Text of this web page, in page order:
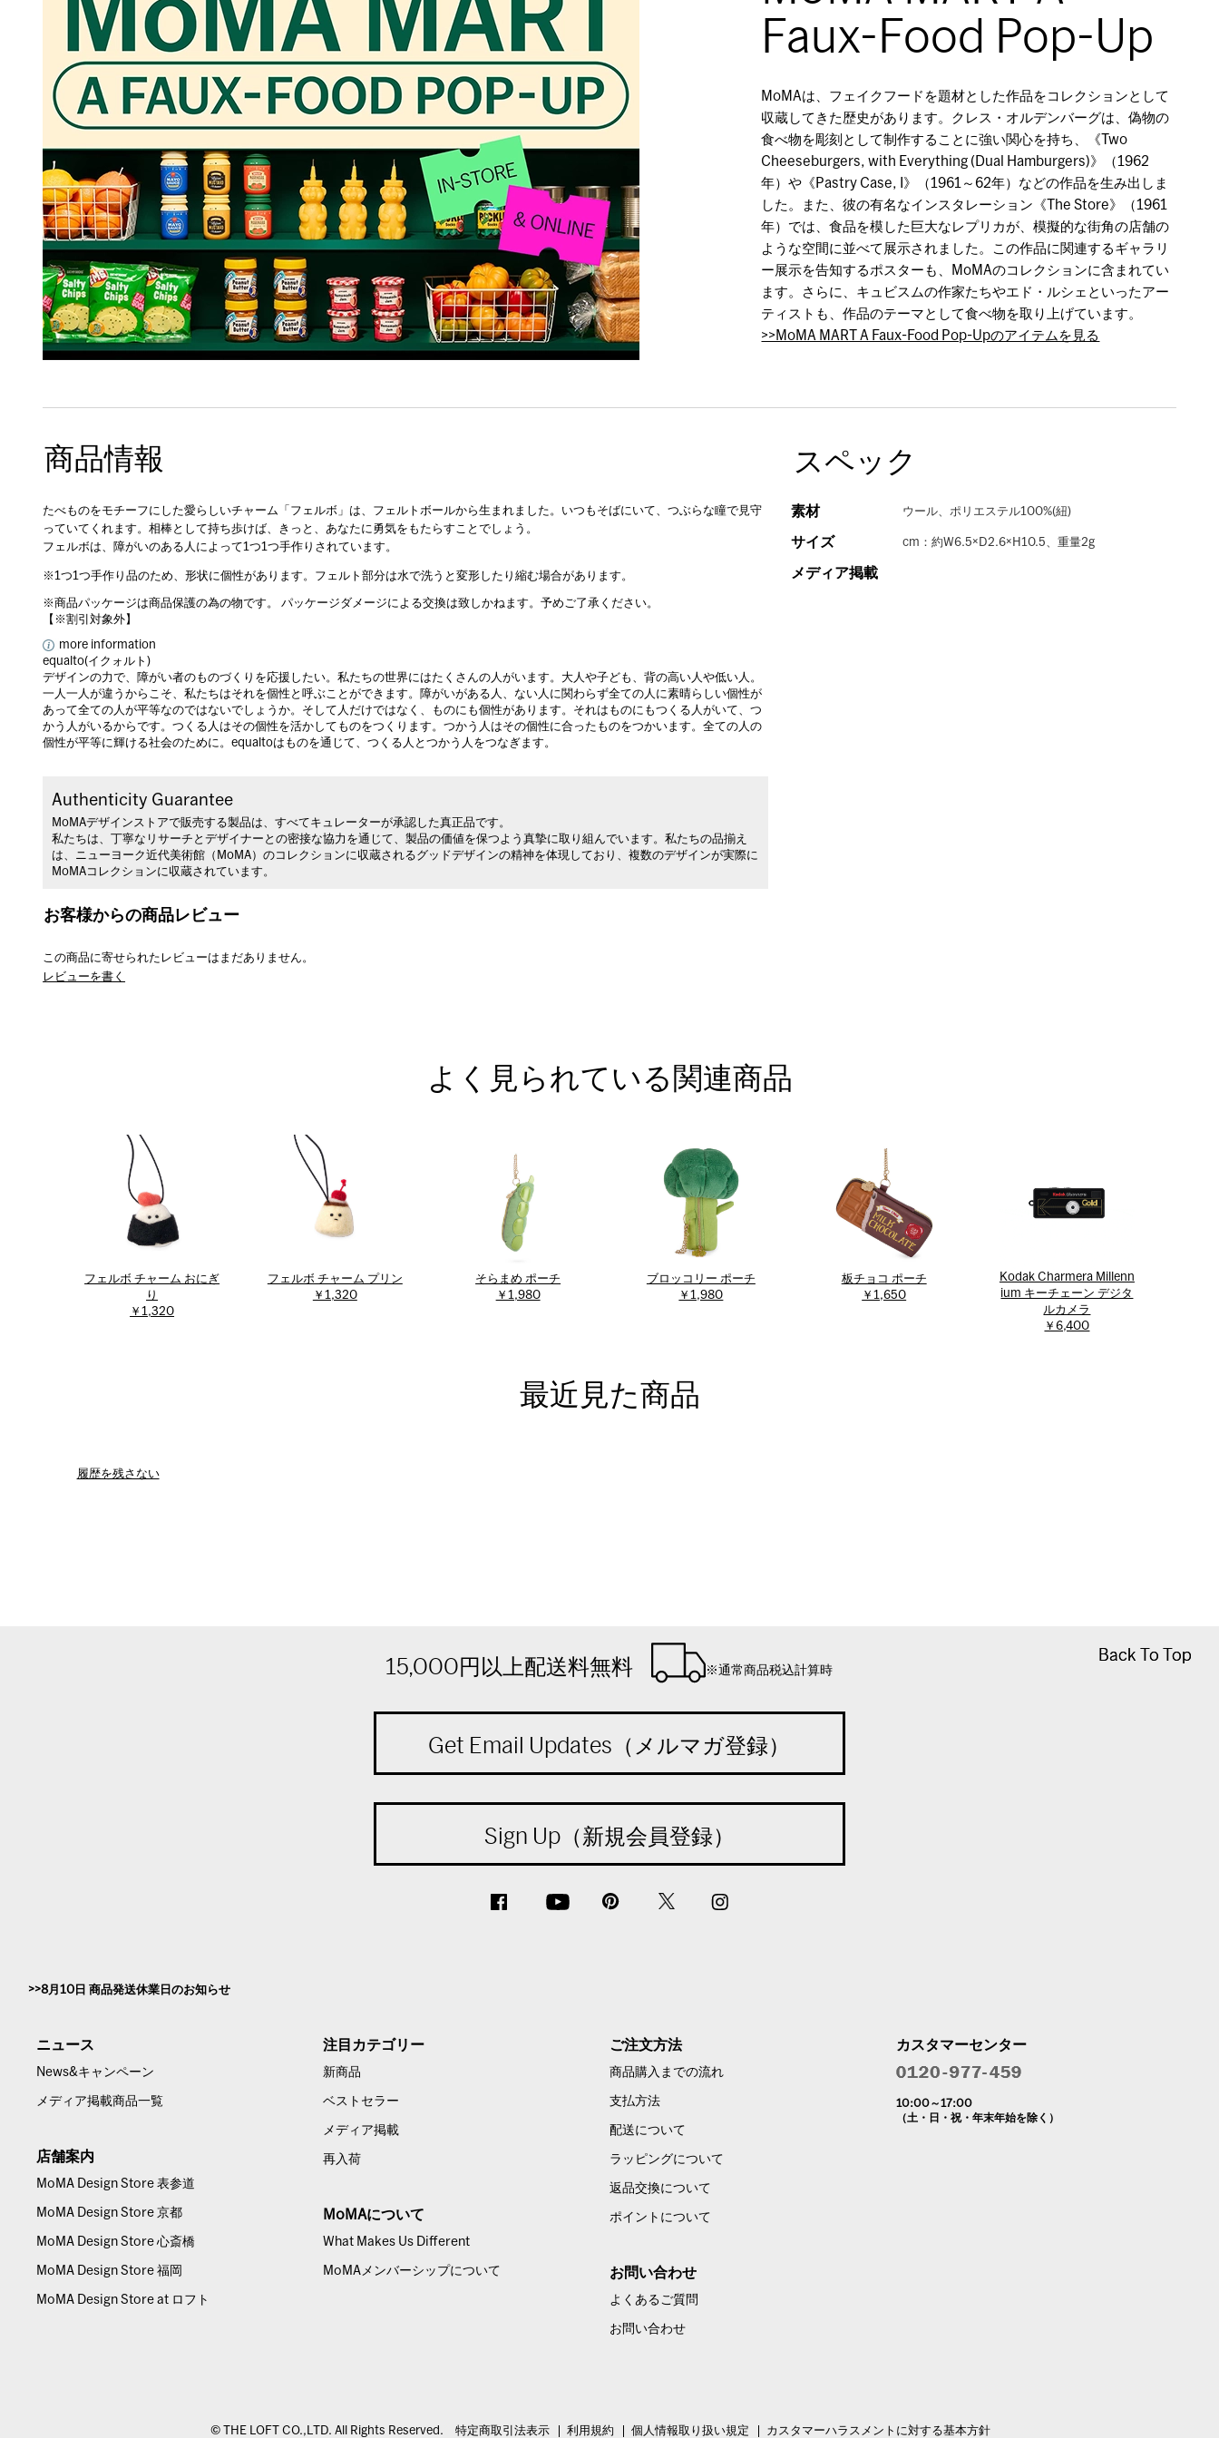
Faux-Food Pop-Up
MoMAは、フェイクフードを題材とした作品をコレクションとして
収蔵してきた歴史があります。クレス・オルデンバーグは、偽物の
食べ物を彫刻として制作することに強い関心を持ち、《Two
Cheeseburgers, with Everything (Dual Hamburgers)》（1962
年）や《Pastry Case, I》（1961～62年）などの作品を生み出しま
した。また、彼の有名なインスタレーション《The Store》（1961
年）では、食品を模した巨大なレプリカが、模擬的な街角の店舗の
ような空間に並べて展示されました。この作品に関連するギャラリ
ー展示を告知するポスターも、MoMAのコレクションに含まれてい
ます。さらに、キュビスムの作家たちやエド・ルシェといったアー
ティストも、作品のテーマとして食べ物を取り上げています。
>>MoMA MART A Faux-Food Pop-Upのアイテムを見る
商品情報
たべものをモチーフにした愛らしいチャーム「フェルボ」は、フェルトボールから生まれました。いつもそばにいて、つぶらな瞳で見守
っていてくれます。相棒として持ち歩けば、きっと、あなたに勇気をもたらすことでしょう。
フェルボは、障がいのある人によって1つ1つ手作りされています。
※1つ1つ手作り品のため、形状に個性があります。フェルト部分は水で洗うと変形したり縮む場合があります。
※商品パッケージは商品保護の為の物です。 パッケージダメージによる交換は致しかねます。予めご了承ください。
【※割引対象外】
more information
equalto(イクォルト)
デザインの力で、障がい者のものづくりを応援したい。私たちの世界にはたくさんの人がいます。大人や子ども、背の高い人や低い人。
一人一人が違うからこそ、私たちはそれを個性と呼ぶことができます。障がいがある人、ない人に関わらず全ての人に素晴らしい個性が
あって全ての人が平等なのではないでしょうか。そして人だけではなく、ものにも個性があります。それはものにもつくる人がいて、つ
かう人がいるからです。つくる人はその個性を活かしてものをつくります。つかう人はその個性に合ったものをつかいます。全ての人の
個性が平等に輝ける社会のために。equaltoはものを通じて、つくる人とつかう人をつなぎます。
Authenticity Guarantee
MoMAデザインストアで販売する製品は、すべてキュレーターが承認した真正品です。
私たちは、丁寧なリサーチとデザイナーとの密接な協力を通じて、製品の価値を保つよう真摯に取り組んでいます。私たちの品揃え
は、ニューヨーク近代美術館（MoMA）のコレクションに収蔵されるグッドデザインの精神を体現しており、複数のデザインが実際に
MoMAコレクションに収蔵されています。
スペック
素材 ウール、ポリエステル100%(紐)
サイズ cm：約W6.5×D2.6×H10.5、重量2g
メディア掲載
お客様からの商品レビュー
この商品に寄せられたレビューはまだありません。
レビューを書く
よく見られている関連商品
フェルボ チャーム おにぎ
り
￥1,320
フェルボ チャーム プリン
￥1,320
そらまめ ポーチ
￥1,980
ブロッコリー ポーチ
￥1,980
板チョコ ポーチ
￥1,650
Kodak Charmera Millenn
ium キーチェーン デジタ
ルカメラ
￥6,400
最近見た商品
履歴を残さない
Back To Top
Back To Top
15,000円以上配送料無料 ※通常商品税込計算時
Get Email Updates（メルマガ登録）
Sign Up（新規会員登録）
8月10日 商品発送休業日のお知らせ
ニュース
News&キャンペーン
メディア掲載商品一覧
店舗案内
MoMA Design Store 表参道
MoMA Design Store 京都
MoMA Design Store 心斎橋
MoMA Design Store 福岡
MoMA Design Store at ロフト
注目カテゴリー
新商品
ベストセラー
メディア掲載
再入荷
MoMAについて
What Makes Us Different
MoMAメンバーシップについて
ご注文方法
商品購入までの流れ
支払方法
配送について
ラッピングについて
返品交換について
ポイントについて
お問い合わせ
よくあるご質問
お問い合わせ
カスタマーセンター
10:00～17:00
（土・日・祝・年末年始を除く）
© THE LOFT CO.,LTD. All Rights Reserved. 特定商取引法表示 利用規約 個人情報取り扱い規定 カスタマーハラスメントに対する基本方針